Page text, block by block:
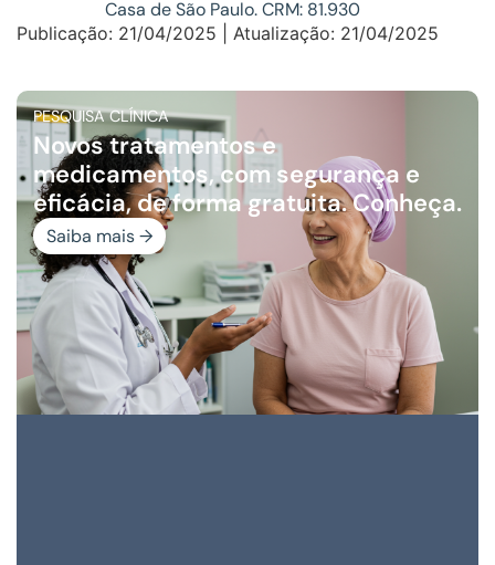
Casa de São Paulo. CRM: 81.930
Publicação: 21/04/2025 | Atualização: 21/04/2025
PESQUISA CLÍNICA
Novos tratamentos e
medicamentos, com segurança e
eficácia, de forma gratuita. Conheça.
Saiba mais →